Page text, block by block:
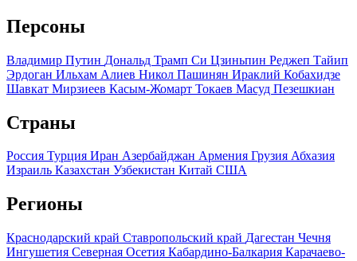
Персоны
Владимир Путин Дональд Трамп Си Цзиньпин Реджеп Тайип
Эрдоган Ильхам Алиев Никол Пашинян Ираклий Кобахидзе
Шавкат Мирзиеев Касым-Жомарт Токаев Масуд Пезешкиан
Страны
Россия Турция Иран Азербайджан Армения Грузия Абхазия
Израиль Казахстан Узбекистан Китай США
Регионы
Краснодарский край Ставропольский край Дагестан Чечня
Ингушетия Северная Осетия Кабардино-Балкария Карачаево-